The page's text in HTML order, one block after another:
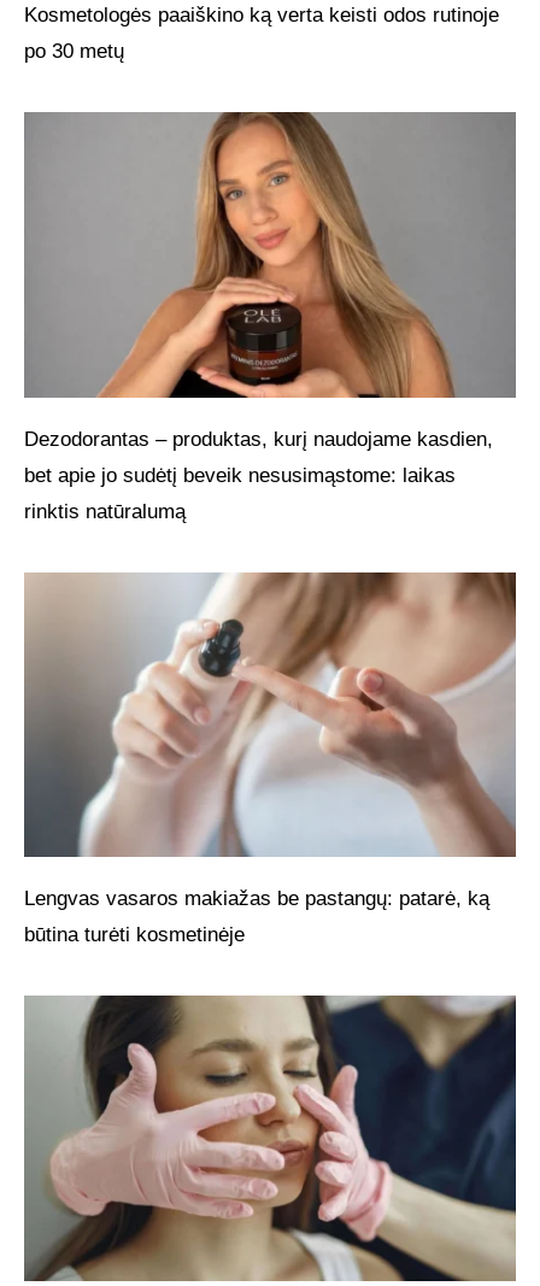
Kosmetologės paaiškino ką verta keisti odos rutinoje
po 30 metų
Dezodorantas – produktas, kurį naudojame kasdien,
bet apie jo sudėtį beveik nesusimąstome: laikas
rinktis natūralumą
Lengvas vasaros makiažas be pastangų: patarė, ką
būtina turėti kosmetinėje